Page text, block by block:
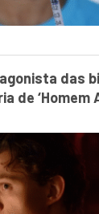
das
de ‘Homem